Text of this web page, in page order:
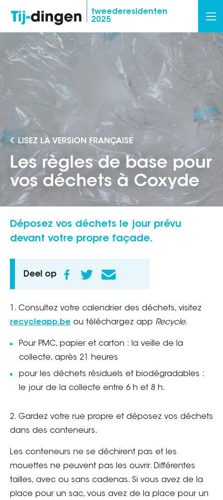
naar
inhoud
gaan
tweederesidenten
2025
LISEZ LA VERSION FRANÇAISE
Les règles de base pour
vos déchets à Coxyde
Déposez vos déchets le jour prévu
devant votre propre façade.
Deel op
1. Consultez votre calendrier des déchets, visitez
recycleapp.be ou téléchargez app Recycle.
Pour PMC, papier et carton : la veille de la
collecte, après 21 heures
pour les déchets résiduels et biodégradables :
le jour de la collecte entre 6 h et 8 h.
2. Gardez votre rue propre et déposez vos déchets
dans des conteneurs.
Les conteneurs ne se déchirent pas et les
mouettes ne peuvent pas les ouvrir. Différentes
tailles, avec ou sans cadenas. Si vous avez de la
place pour un sac, vous avez de la place pour un